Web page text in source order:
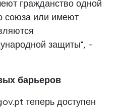
гражданство одной
союза или имеют
защиты", -
барьеров
теперь доступен